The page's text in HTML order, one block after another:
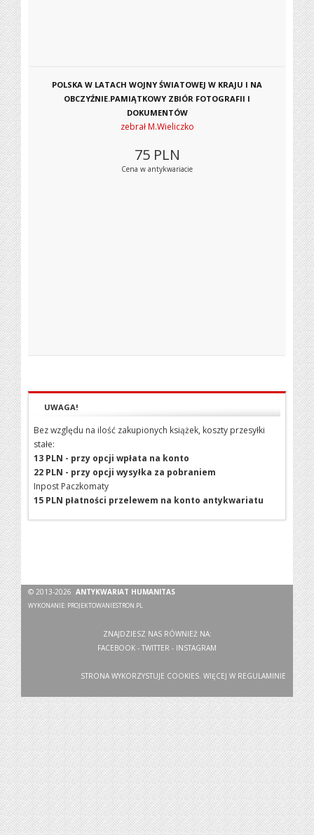
POLSKA W LATACH WOJNY ŚWIATOWEJ W KRAJU I NA
OBCZYŹNIE.PAMIĄTKOWY ZBIÓR FOTOGRAFII I
DOKUMENTÓW
zebrał M.Wieliczko
75 PLN
Cena w antykwariacie
UWAGA!
Bez względu na ilość zakupionych książek, koszty przesyłki
stałe:
13 PLN - przy opcji wpłata na konto
22 PLN - przy opcji wysyłka za pobraniem
Inpost Paczkomaty
15 PLN płatności przelewem na konto antykwariatu
© 2013-2026ANTYKWARIAT HUMANITAS
WYKONANIE: PROJEKTOWANIESTRON.PL
ZNAJDZIESZ NAS RÓWNIEŻ NA:
FACEBOOK - TWITTER - INSTAGRAM
STRONA WYKORZYSTUJE COOKIES. WIĘCEJ W REGULAMINIE